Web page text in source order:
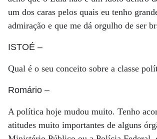
um dos caras pelos quais eu tenho
admiração e que me dá orgulho de ser
ISTOÉ –
Qual é o seu conceito sobre a classe
Romário –
A política hoje mudou muito. Tenho
atitudes muito importantes de alguns